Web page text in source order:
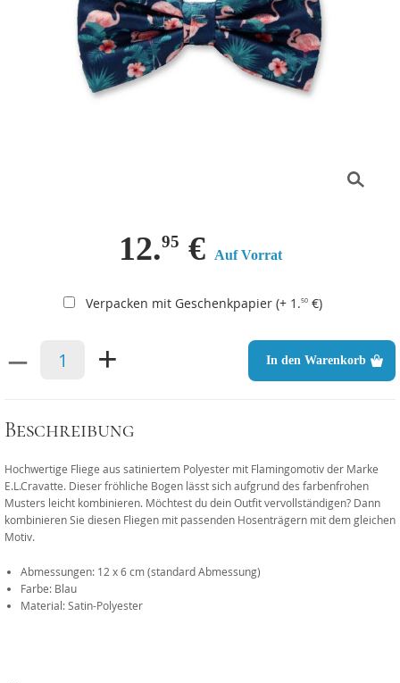
12.95 € Auf Vorrat
Verpacken mit Geschenkpapier (+ 1.50 €)
– + In den Warenkorb
Beschreibung
Hochwertige Fliege aus satiniertem Polyester mit Flamingomotiv der Marke
E.L.Cravatte. Dieser fröhliche Bogen lässt sich aufgrund des farbenfrohen
Musters leicht kombinieren. Möchtest du dein Outfit vervollständigen? Dann
kombinieren Sie diesen Fliegen mit passenden Hosenträgern mit dem gleichen
Motiv.
Abmessungen: 12 x 6 cm (standard Abmessung)
Farbe: Blau
Material: Satin-Polyester